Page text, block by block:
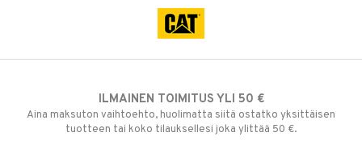
ILMAINEN TOIMITUS YLI 50 €
Aina maksuton vaihtoehto, huolimatta siitä ostatko yksittäisen
tuotteen tai koko tilauksellesi joka ylittää 50 €.